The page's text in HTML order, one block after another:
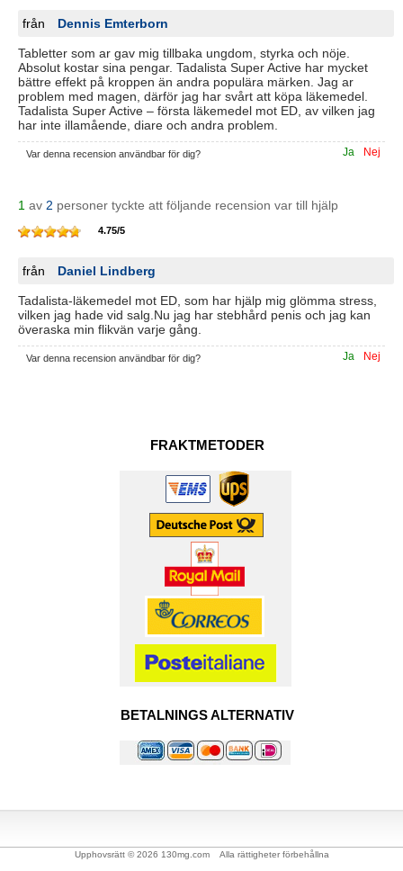
från Dennis Emterborn
Tabletter som ar gav mig tillbaka ungdom, styrka och nöje.
Absolut kostar sina pengar. Tadalista Super Active har mycket
bättre effekt på kroppen än andra populära märken. Jag ar
problem med magen, därför jag har svårt att köpa läkemedel.
Tadalista Super Active – första läkemedel mot ED, av vilken jag
har inte illamående, diare och andra problem.
Nej
Ja
Var denna recension användbar för dig?
1 av 2 personer tyckte att följande recension var till hjälp
4.75/5
från Daniel Lindberg
Tadalista-läkemedel mot ED, som har hjälp mig glömma stress,
vilken jag hade vid salg.Nu jag har stebhård penis och jag kan
överaska min flikvän varje gång.
Nej
Ja
Var denna recension användbar för dig?
BETALNINGS ALTERNATIV
FRAKTMETODER
Upphovsrätt © 2026 130mg.com Alla rättigheter förbehållna